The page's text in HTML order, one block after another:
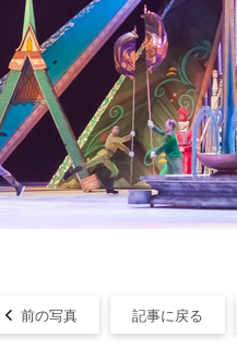
前の写真 記事に戻る